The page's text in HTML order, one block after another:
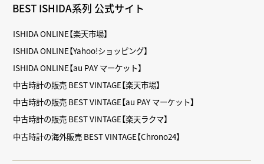
BEST ISHIDA系列 公式サイト
ISHIDA ONLINE【楽天市場】
ISHIDA ONLINE【Yahoo!ショッピング】
ISHIDA ONLINE【au PAY マーケット】
中古時計の販売 BEST VINTAGE【楽天市場】
中古時計の販売 BEST VINTAGE【au PAY マーケット】
中古時計の販売 BEST VINTAGE【楽天ラクマ】
中古時計の海外販売 BEST VINTAGE【Chrono24】